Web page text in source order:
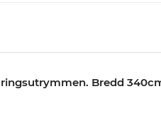
Bredd